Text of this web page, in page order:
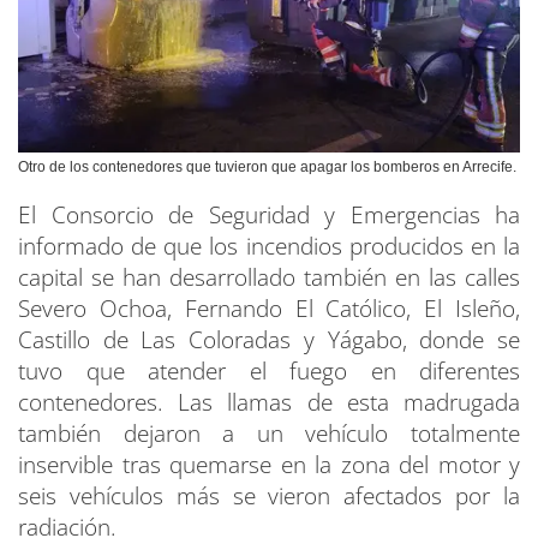
Otro de los contenedores que tuvieron que apagar los bomberos en Arrecife.
El Consorcio de Seguridad y Emergencias ha
informado de que los incendios producidos en la
capital se han desarrollado también en las calles
Severo Ochoa, Fernando El Católico, El Isleño,
Castillo de Las Coloradas y Yágabo, donde se
tuvo que atender el fuego en diferentes
contenedores. Las llamas de esta madrugada
también dejaron a un vehículo totalmente
inservible tras quemarse en la zona del motor y
seis vehículos más se vieron afectados por la
radiación.